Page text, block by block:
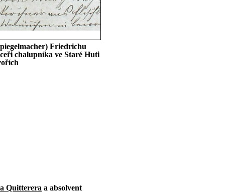
Friedrichu
chalupníka ve Staré Huti
Quitterera a absolvent